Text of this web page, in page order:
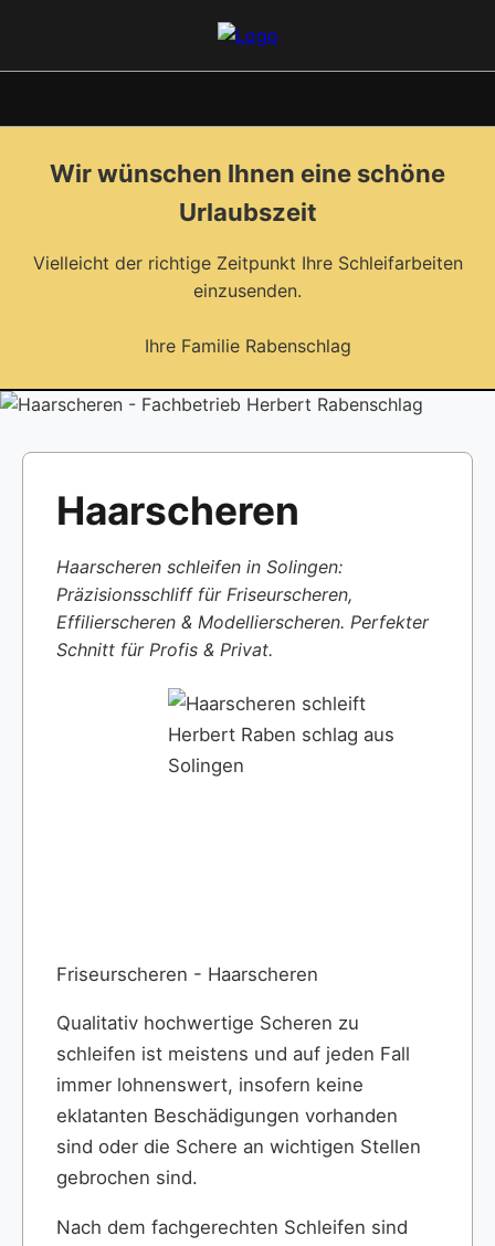
Wir wünschen Ihnen eine schöne
Urlaubszeit
Vielleicht der richtige Zeitpunkt Ihre Schleifarbeiten
einzusenden.
Ihre Familie Rabenschlag
Haarscheren
Haarscheren schleifen in Solingen:
Präzisionsschliff für Friseurscheren,
Effilierscheren & Modellierscheren. Perfekter
Schnitt für Profis & Privat.
Friseurscheren - Haarscheren
Qualitativ hochwertige Scheren zu
schleifen ist meistens und auf jeden Fall
immer lohnenswert, insofern keine
eklatanten Beschädigungen vorhanden
sind oder die Schere an wichtigen Stellen
gebrochen sind.
Nach dem fachgerechten Schleifen sind